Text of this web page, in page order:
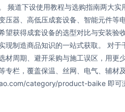
频道下设使用教程与选购指南两大
器、高低压成套设备、智能元件等
获得成套设备的选型对比与安装验
制造商品知识的一站式获取。 对
周期、避开采购与施工误区，用更
栏，覆盖保温、丝网、电气、辅材
category/product-baike 即可